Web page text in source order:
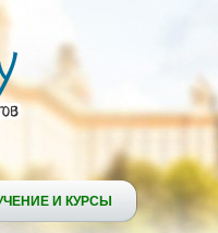
И КУРСЫ